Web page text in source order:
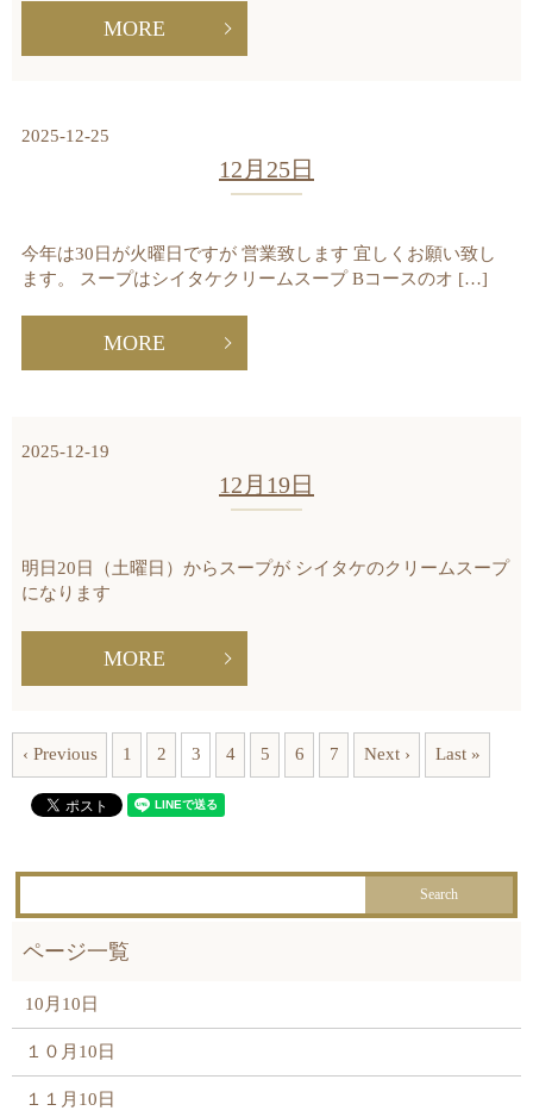
MORE
2025-12-25
12月25日
今年は30日が火曜日ですが 営業致します 宜しくお願い致し
ます。 スープはシイタケクリームスープ Bコースのオ […]
MORE
2025-12-19
12月19日
明日20日（土曜日）からスープが シイタケのクリームスープ
になります
MORE
‹ Previous 1 2 3 4 5 6 7 Next › Last »
10月10日
１０月10日
１１月10日